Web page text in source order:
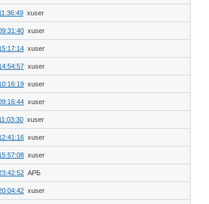
xuser
xuser
xuser
xuser
xuser
xuser
xuser
xuser
xuser
АРБ
xuser